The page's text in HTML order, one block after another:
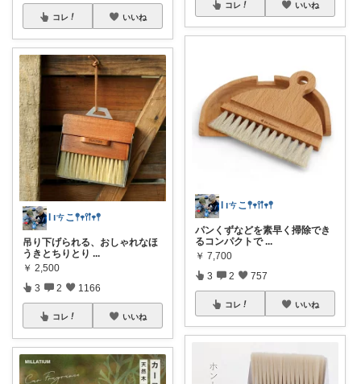
コレ いいね
Ɩ ıㄘこ𖤣𖥧𖥣𖡡𖥧𖤣
吊り下げられる、おしゃれなほ
うきとちりとり ...
￥ 2,500
3 2 1166
コレ いいね
コレ いいね
Ɩ ıㄘこ𖤣𖥧𖥣𖡡𖥧𖤣
パンくずなどを素早く掃除でき
るコンパクトで ...
￥ 7,700
3 2 757
コレ いいね